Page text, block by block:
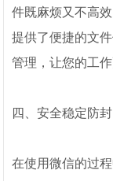
件既麻烦又不高
提供了便捷的文
管理，让您的工作
四、安全稳定防
在使用微信的过